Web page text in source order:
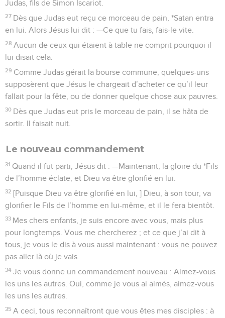
Judas, fils de Simon Iscariot.
27 Dès que Judas eut reçu ce morceau de pain, *Satan entra
en lui. Alors Jésus lui dit : —Ce que tu fais, fais-le vite.
28 Aucun de ceux qui étaient à table ne comprit pourquoi il
lui disait cela.
29 Comme Judas gérait la bourse commune, quelques-uns
supposèrent que Jésus le chargeait d’acheter ce qu’il leur
fallait pour la fête, ou de donner quelque chose aux pauvres.
30 Dès que Judas eut pris le morceau de pain, il se hâta de
sortir. Il faisait nuit.
Le nouveau commandement
31 Quand il fut parti, Jésus dit : —Maintenant, la gloire du *Fils
de l’homme éclate, et Dieu va être glorifié en lui.
32 [Puisque Dieu va être glorifié en lui, ] Dieu, à son tour, va
glorifier le Fils de l’homme en lui-même, et il le fera bientôt.
33 Mes chers enfants, je suis encore avec vous, mais plus
pour longtemps. Vous me chercherez ; et ce que j’ai dit à
tous, je vous le dis à vous aussi maintenant : vous ne pouvez
pas aller là où je vais.
34 Je vous donne un commandement nouveau : Aimez-vous
les uns les autres. Oui, comme je vous ai aimés, aimez-vous
les uns les autres.
35 A ceci, tous reconnaîtront que vous êtes mes disciples : à